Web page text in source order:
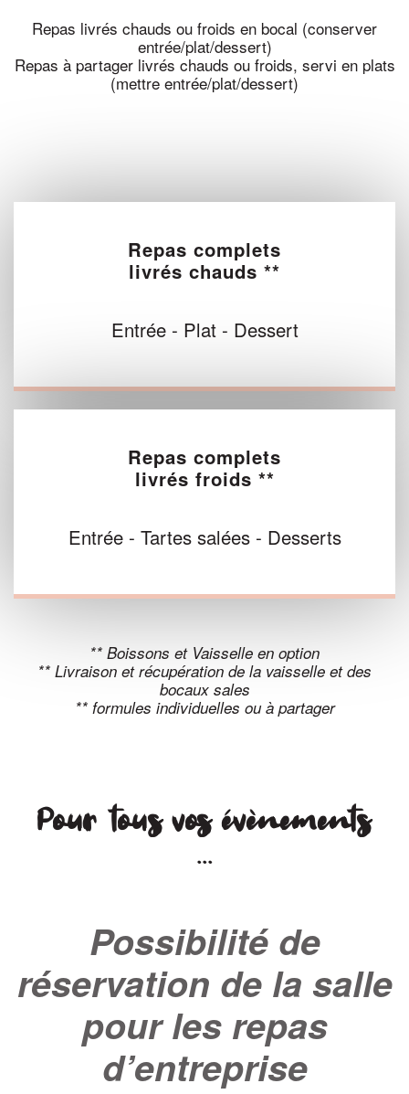
Repas livrés chauds ou froids en bocal (conserver
entrée/plat/dessert)
Repas à partager livrés chauds ou froids, servi en plats
(mettre entrée/plat/dessert)
Repas complets
livrés chauds **
Entrée - Plat - Dessert
Repas complets
livrés froids **
Entrée - Tartes salées - Desserts
** Boissons et Vaisselle en option
** Livraison et récupération de la vaisselle et des
bocaux sales
** formules individuelles ou à partager
Pour tous vos évènements
...
Possibilité de
réservation de la salle
pour les repas
d’entreprise